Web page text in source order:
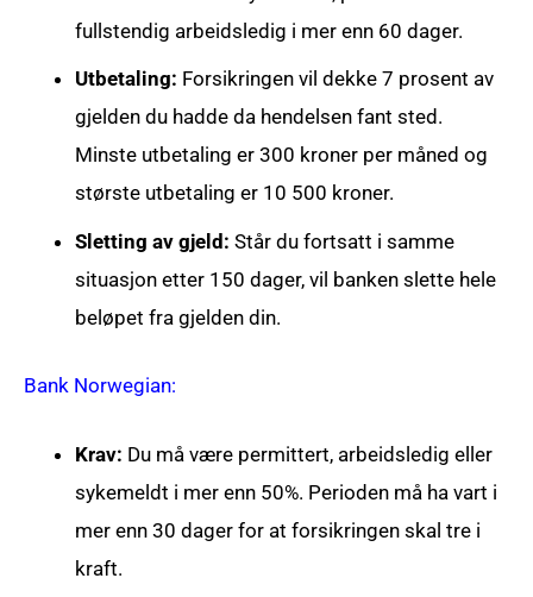
fullstendig arbeidsledig i mer enn 60 dager.
Utbetaling: Forsikringen vil dekke 7 prosent av
gjelden du hadde da hendelsen fant sted.
Minste utbetaling er 300 kroner per måned og
største utbetaling er 10 500 kroner.
Sletting av gjeld: Står du fortsatt i samme
situasjon etter 150 dager, vil banken slette hele
beløpet fra gjelden din.
Bank Norwegian:
Krav: Du må være permittert, arbeidsledig eller
sykemeldt i mer enn 50%. Perioden må ha vart i
mer enn 30 dager for at forsikringen skal tre i
kraft.